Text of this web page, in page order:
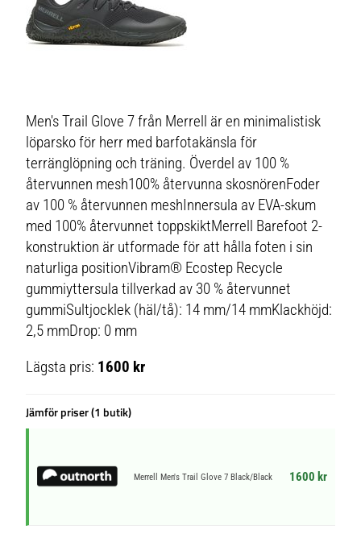
Men's Trail Glove 7 från Merrell är en minimalistisk
löparsko för herr med barfotakänsla för
terränglöpning och träning. Överdel av 100 %
återvunnen mesh100% återvunna skosnörenFoder
av 100 % återvunnen meshInnersula av EVA-skum
med 100% återvunnet toppskiktMerrell Barefoot 2-
konstruktion är utformade för att hålla foten i sin
naturliga positionVibram® Ecostep Recycle
gummiyttersula tillverkad av 30 % återvunnet
gummiSultjocklek (häl/tå): 14 mm/14 mmKlackhöjd:
2,5 mmDrop: 0 mm
Lägsta pris: 1600 kr
Jämför priser (1 butik)
Merrell Men's Trail Glove 7 Black/Black 1600 kr